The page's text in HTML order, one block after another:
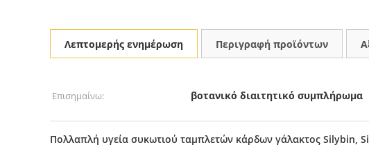
Λεπτομερής ενημέρωση Περιγραφή προϊόντων
Επισημαίνω: βοτανικό διαιτητικό συμπλήρωμα
Πολλαπλή υγεία συκωτιού ταμπλετών κάρδων γάλακτος Silybin,